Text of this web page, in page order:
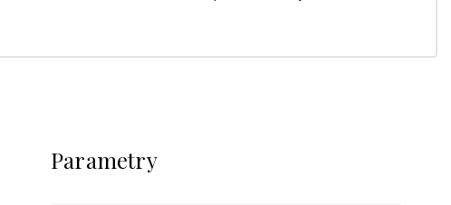
Parametry